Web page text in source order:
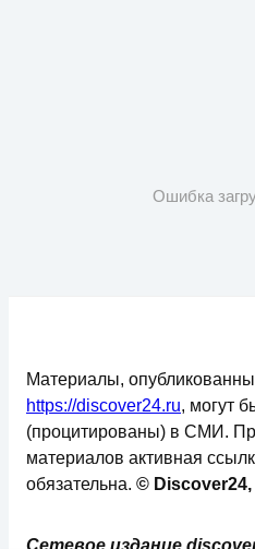
Ошибка
Сетевое издание
Материалы,
https://discover24.ru, могут
(процитированы) в СМИ.
материалов активная
обязательна. © Discover24,